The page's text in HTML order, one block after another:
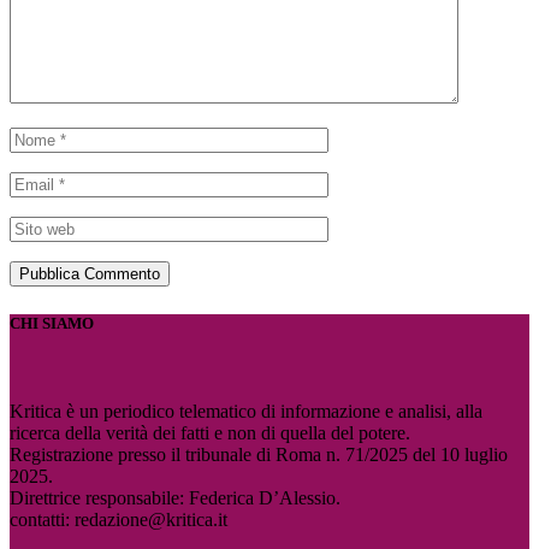
CHI SIAMO
Kritica è un periodico telematico di informazione e analisi, alla
ricerca della verità dei fatti e non di quella del potere.
Registrazione presso il tribunale di Roma n. 71/2025 del 10 luglio
2025.
Direttrice responsabile: Federica D’Alessio.
contatti: redazione@kritica.it